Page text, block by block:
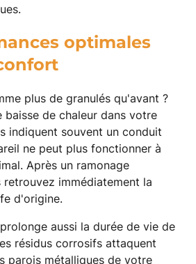
optimales
plus de granulés qu'avant ?
baisse de chaleur dans votre
indiquent souvent un conduit
ne peut plus fonctionner à
Après un ramonage
retrouvez immédiatement la
d'origine.
aussi la durée de vie de
résidus corrosifs attaquent
parois métalliques de votre